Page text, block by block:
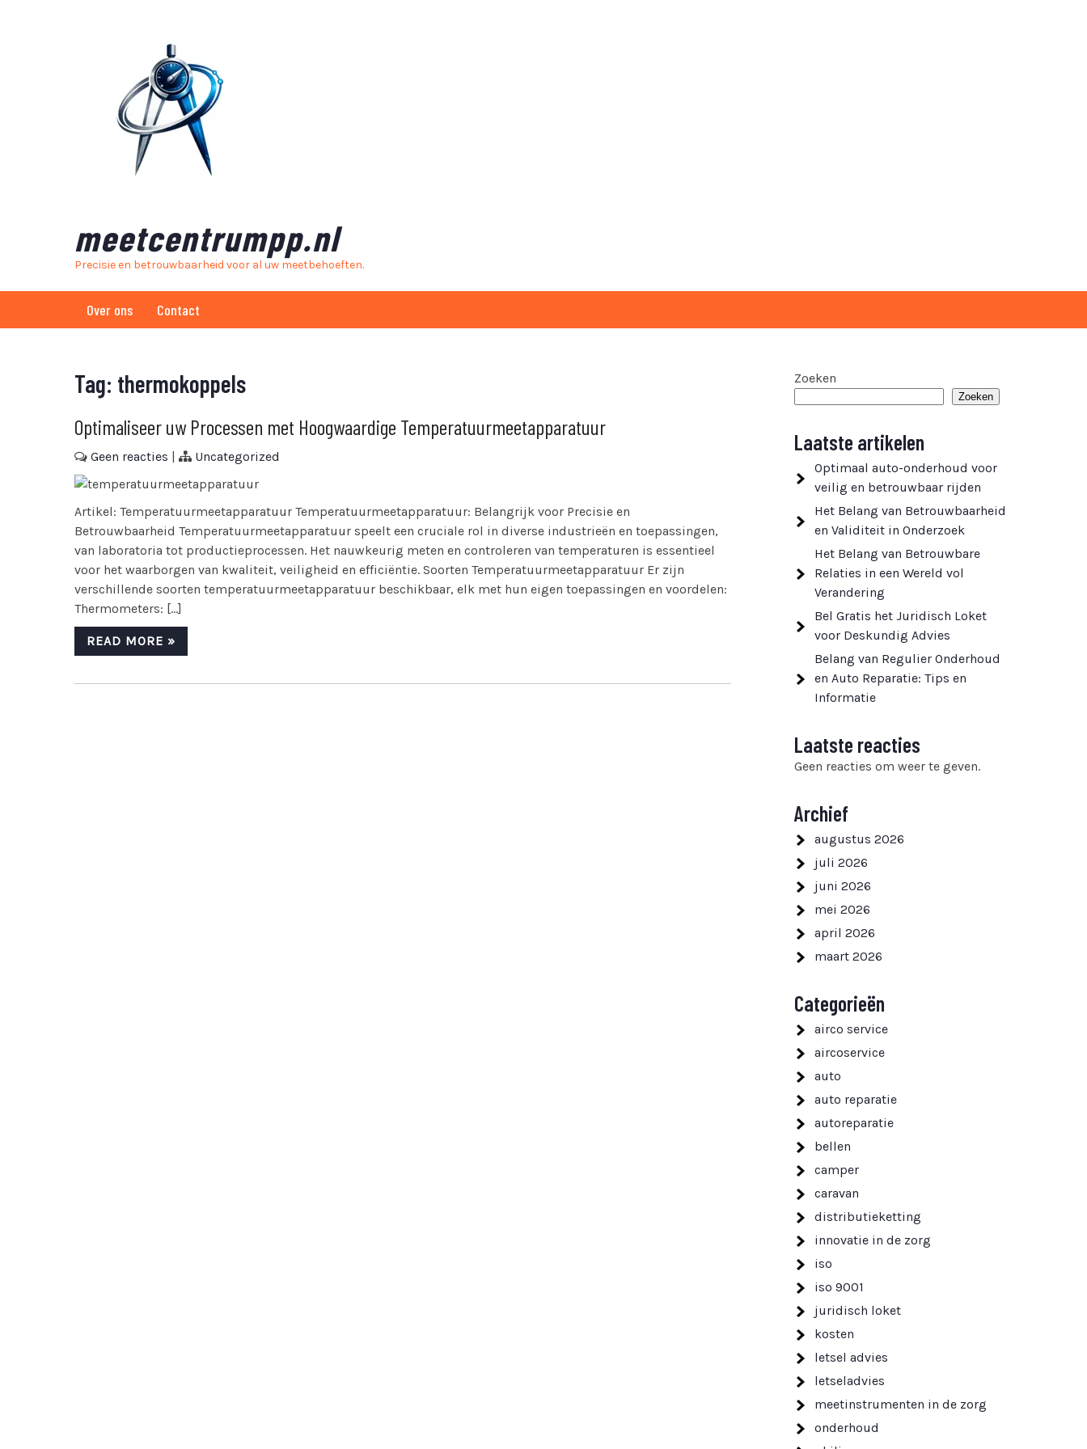
meetcentrumpp.nl
Precisie en betrouwbaarheid voor al uw meetbehoeften.
Over ons Contact
Tag: thermokoppels
Optimaliseer uw Processen met Hoogwaardige Temperatuurmeetapparatuur
Geen reacties | Uncategorized
Artikel: Temperatuurmeetapparatuur Temperatuurmeetapparatuur: Belangrijk voor Precisie en
Betrouwbaarheid Temperatuurmeetapparatuur speelt een cruciale rol in diverse industrieën en toepassingen,
van laboratoria tot productieprocessen. Het nauwkeurig meten en controleren van temperaturen is essentieel
voor het waarborgen van kwaliteit, veiligheid en efficiëntie. Soorten Temperatuurmeetapparatuur Er zijn
verschillende soorten temperatuurmeetapparatuur beschikbaar, elk met hun eigen toepassingen en voordelen:
Thermometers: […]
READ MORE »
Zoeken
Zoeken
Laatste artikelen
Optimaal auto-onderhoud voor
veilig en betrouwbaar rijden
Het Belang van Betrouwbaarheid
en Validiteit in Onderzoek
Het Belang van Betrouwbare
Relaties in een Wereld vol
Verandering
Bel Gratis het Juridisch Loket
voor Deskundig Advies
Belang van Regulier Onderhoud
en Auto Reparatie: Tips en
Informatie
Laatste reacties
Geen reacties om weer te geven.
Archief
augustus 2026
juli 2026
juni 2026
mei 2026
april 2026
maart 2026
Categorieën
airco service
aircoservice
auto
auto reparatie
autoreparatie
bellen
camper
caravan
distributieketting
innovatie in de zorg
iso
iso 9001
juridisch loket
kosten
letsel advies
letseladvies
meetinstrumenten in de zorg
onderhoud